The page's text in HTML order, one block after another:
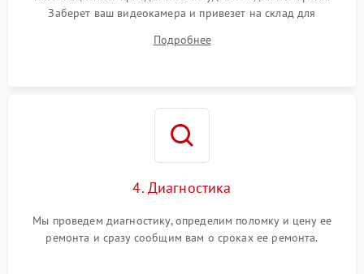
Заберет ваш видеокамера и привезет на склад для
Подробнее
4. Диагностика
Мы проведем диагностику, определим поломку и цену ее
ремонта и сразу сообщим вам о сроках ее ремонта.